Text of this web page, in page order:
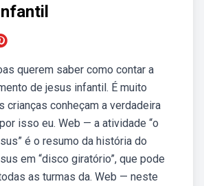
querem saber como contar a
de jesus infantil. É muito
crianças conheçam a verdadeira
isso eu. Web — a atividade “o
é o resumo da história do
em “disco giratório”, que pode
as turmas da. Web — neste